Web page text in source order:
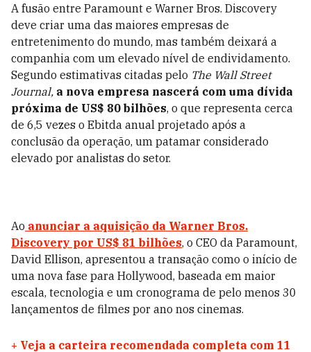
A fusão entre Paramount e Warner Bros. Discovery
deve criar uma das maiores empresas de
entretenimento do mundo, mas também deixará a
companhia com um elevado nível de endividamento.
Segundo estimativas citadas pelo The Wall Street
Journal, a nova empresa nascerá com uma dívida
próxima de US$ 80 bilhões, o que representa cerca
de 6,5 vezes o Ebitda anual projetado após a
conclusão da operação, um patamar considerado
elevado por analistas do setor.
Ao anunciar a aquisição da Warner Bros.
Discovery por US$ 81 bilhões, o CEO da Paramount,
David Ellison, apresentou a transação como o início de
uma nova fase para Hollywood, baseada em maior
escala, tecnologia e um cronograma de pelo menos 30
lançamentos de filmes por ano nos cinemas.
+ Veja a carteira recomendada completa com 11